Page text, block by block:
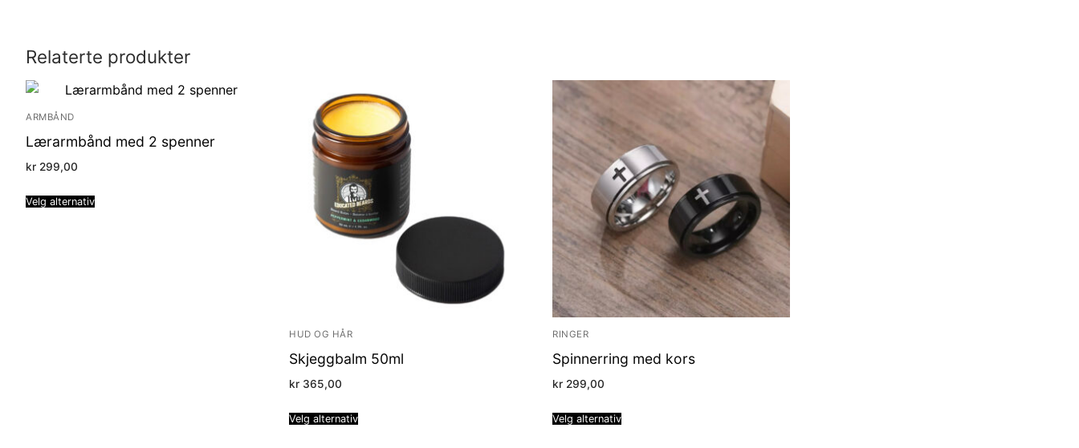
Relaterte produkter
ARMBÅND
Lærarmbånd med 2 spenner
kr 299,00
Velg alternativ
HUD OG HÅR
Skjeggbalm 50ml
kr 365,00
Velg alternativ
RINGER
Spinnerring med kors
kr 299,00
Velg alternativ